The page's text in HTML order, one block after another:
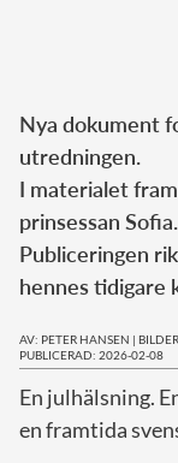
Nya dokument
utredningen.
I materialet
prinsessan Sofia.
Publiceringen
hennes tidigare
AV: PETER HANSEN |
PUBLICERAD: 2026-02-08
En julhälsning.
en framtida